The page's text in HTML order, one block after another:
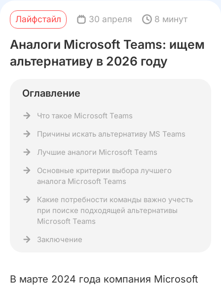
Лайфстайл 30 апреля 8 минут
Аналоги Microsoft Teams: ищем
альтернативу в 2026 году
Оглавление
Что такое Microsoft Teams
Причины искать альтернативу MS Teams
Лучшие аналоги Microsoft Teams
Основные критерии выбора лучшего
аналога Microsoft Teams
Какие потребности команды важно учесть
при поиске подходящей альтернативы
Microsoft Teams
Заключение
В марте 2024 года компания Microsoft